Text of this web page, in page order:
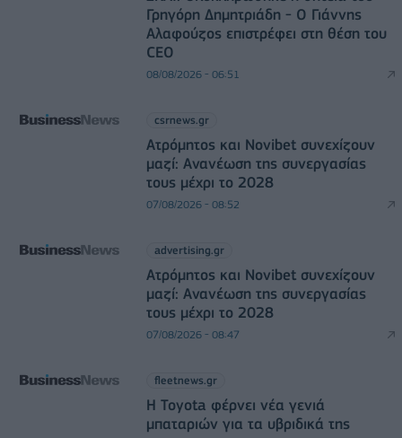
Γρηγόρη Δημητριάδη - Ο Γιάννης
Αλαφούζος επιστρέφει στη θέση του
CEO
08/08/2026 - 06:51
csrnews.gr
Ατρόμητος και Novibet συνεχίζουν
μαζί: Ανανέωση της συνεργασίας
τους μέχρι το 2028
07/08/2026 - 08:52
advertising.gr
Ατρόμητος και Novibet συνεχίζουν
μαζί: Ανανέωση της συνεργασίας
τους μέχρι το 2028
07/08/2026 - 08:47
fleetnews.gr
Η Toyota φέρνει νέα γενιά
μπαταριών για τα υβριδικά της